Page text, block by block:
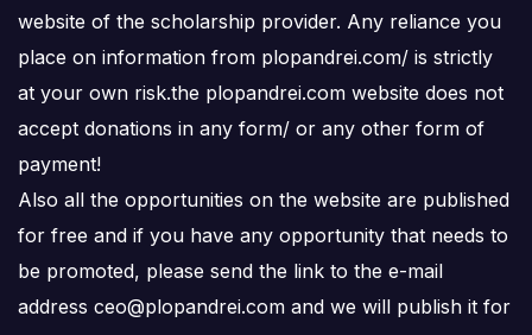
website of the scholarship provider. Any reliance you
place on information from plopandrei.com/ is strictly
at your own risk.the plopandrei.com website does not
accept donations in any form/ or any other form of
payment!
Also all the opportunities on the website are published
for free and if you have any opportunity that needs to
be promoted, please send the link to the e-mail
address ceo@plopandrei.com and we will publish it for